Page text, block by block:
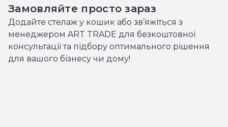
Замовляйте просто зараз
Додайте стелаж у кошик або зв’яжіться з
менеджером ART TRADE для безкоштовної
консультації та підбору оптимального рішення
для вашого бізнесу чи дому!